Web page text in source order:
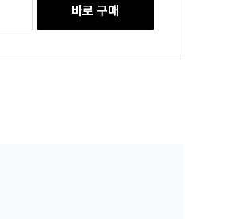
바로 구매